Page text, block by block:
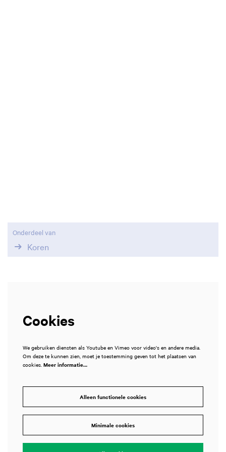
Onderdeel van
Koren
Cookies
We gebruiken diensten als Youtube en Vimeo voor video's en andere media.
Om deze te kunnen zien, moet je toestemming geven tot het plaatsen van
cookies. Meer informatie…
Alleen functionele cookies
Minimale cookies